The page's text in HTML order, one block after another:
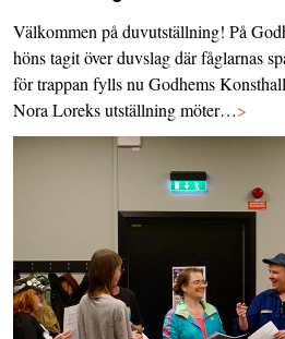
Välkommen på duvutställning! På
höns tagit över duvslag där fåglarnas
för trappan fylls nu Godhems
Nora Loreks utställning möter…>